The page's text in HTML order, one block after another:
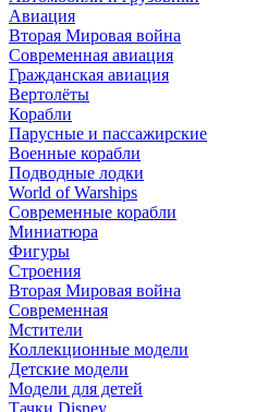
Авиация
Вторая Мировая война
Современная авиация
Гражданская авиация
Вертолёты
Корабли
Парусные и пассажирские
Военные корабли
Подводные лодки
World of Warships
Современные корабли
Миниатюра
Фигуры
Строения
Вторая Мировая война
Современная
Мстители
Коллекционные модели
Детские модели
Модели для детей
Тачки Disney